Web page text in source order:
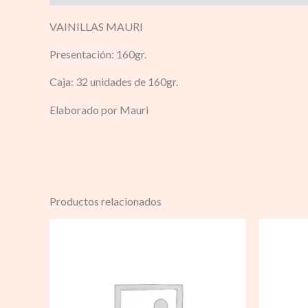
VAINILLAS MAURI
Presentación: 160gr.
Caja: 32 unidades de 160gr.
Elaborado por Mauri
Productos relacionados